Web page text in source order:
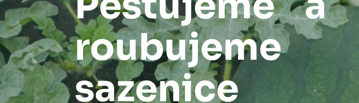
roubujeme
sazenice